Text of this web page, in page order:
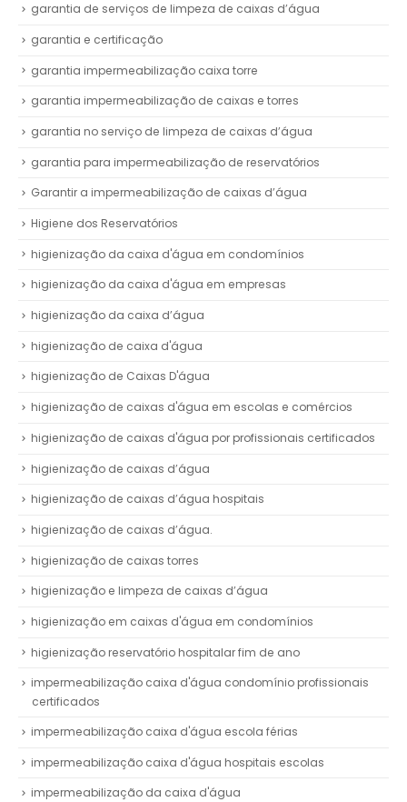
garantia de serviços de limpeza de caixas d’água
garantia e certificação
garantia impermeabilização caixa torre
garantia impermeabilização de caixas e torres
garantia no serviço de limpeza de caixas d’água
garantia para impermeabilização de reservatórios
Garantir a impermeabilização de caixas d’água
Higiene dos Reservatórios
higienização da caixa d'água em condomínios
higienização da caixa d'água em empresas
higienização da caixa d’água
higienização de caixa d'água
higienização de Caixas D'água
higienização de caixas d'água em escolas e comércios
higienização de caixas d'água por profissionais certificados
higienização de caixas d’água
higienização de caixas d’água hospitais
higienização de caixas d’água.
higienização de caixas torres
higienização e limpeza de caixas d’água
higienização em caixas d'água em condomínios
higienização reservatório hospitalar fim de ano
impermeabilização caixa d'água condomínio profissionais
certificados
impermeabilização caixa d'água escola férias
impermeabilização caixa d'água hospitais escolas
impermeabilização da caixa d'água